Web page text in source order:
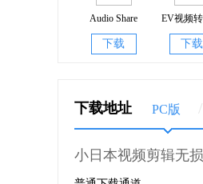
9、支持最新 H.264
Audio Share
1.0
下载
EV视频
2.1.0
下载
下载地址 PC版 /
小日本视频剪辑无